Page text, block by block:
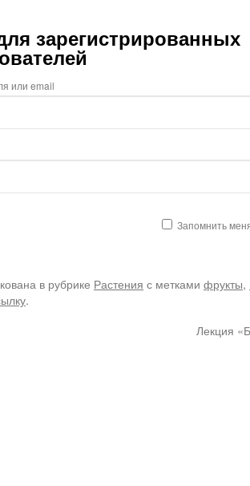
зарегистрированных
или email
Запомнить
в рубрике Растения с метками фрукты,
.
Лекция